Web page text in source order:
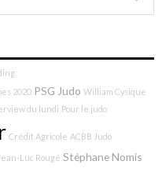
2020 PSG Judo William Cysique
du lundi Pour le judo
Crédit Agricole ACBB Judo
Jean-Luc Rougé Stéphane Nomis